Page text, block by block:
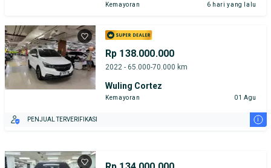
Kemayoran 6 hari yang lalu
Rp 138.000.000
2022 - 65.000-70.000 km
Wuling Cortez
Kemayoran 01 Agu
PENJUAL TERVERIFIKASI i